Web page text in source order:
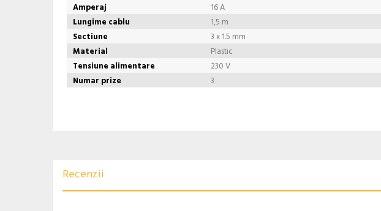
Amperaj
16 A
Lungime cablu
1,5 m
Sectiune
3 x 1.5 mm
Material
Plastic
Tensiune alimentare
230 V
Numar prize
3
Recenzii